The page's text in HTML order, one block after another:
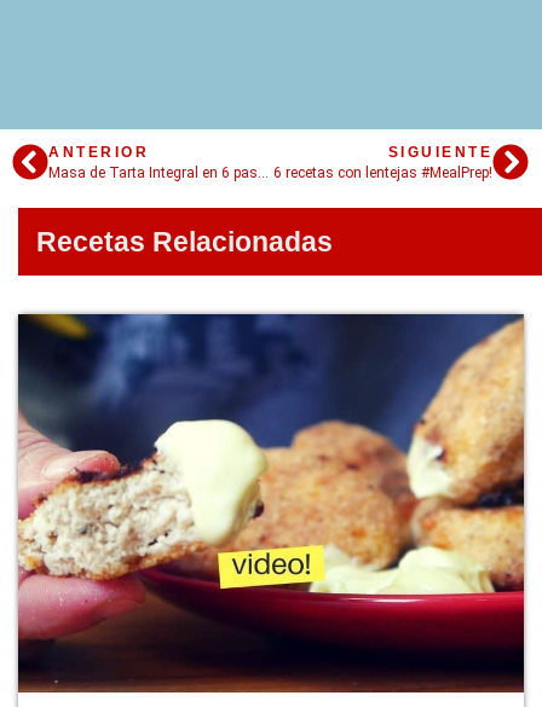
ANTERIOR
SIGUIENTE
6 recetas con lentejas #MealPrep!
Recetas Relacionadas